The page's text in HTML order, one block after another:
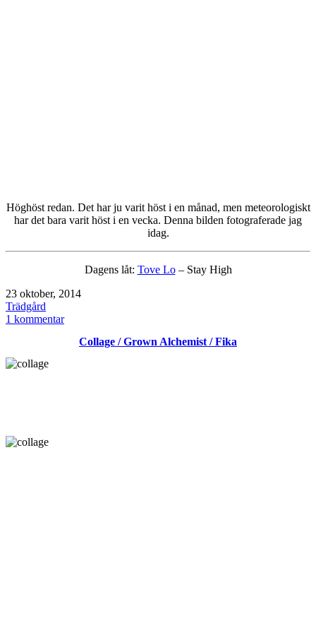
Höghöst redan. Det har ju varit höst i en månad, men meteorologiskt
har det bara varit höst i en vecka. Denna bilden fotograferade jag
idag.
Dagens låt: Tove Lo– Stay High
Publicerat
den
23 oktober, 2014
Kategoriserat
som
Trädgård
1 kommentartill
Collage / Grown Alchemist / Fika